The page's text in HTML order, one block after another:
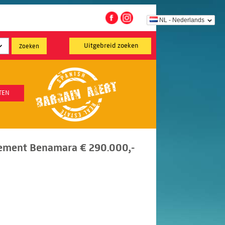
NL - Nederlands
Uitgebreid zoeken
Benamara € 290.000,-